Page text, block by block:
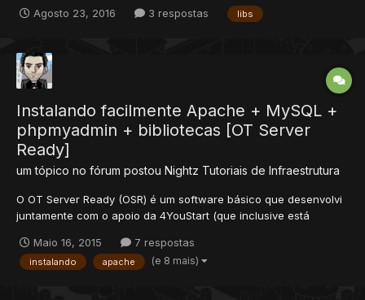
Agosto 23, 2016 3 respostas libs
Instalando facilmente Apache + MySQL +
phpmyadmin + bibliotecas [OT Server
Ready]
um tópico no fórum postou Nightz Tutoriais de Infraestrutura
O OT Server Ready (OSR) é um software básico que desenvolvi
juntamente com o apoio da 4YouStart (que inclusive está
XTIBIA) feito para auxiliar aqueles que tem mais dificuldade com
a parte de infraestrutura. Veja funcionando: Avi...
Maio 16, 2015 7 respostas
instalando apache (e 8 mais)